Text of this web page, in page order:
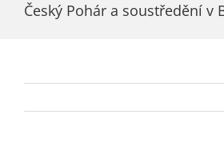
Český Pohár a soustředění v